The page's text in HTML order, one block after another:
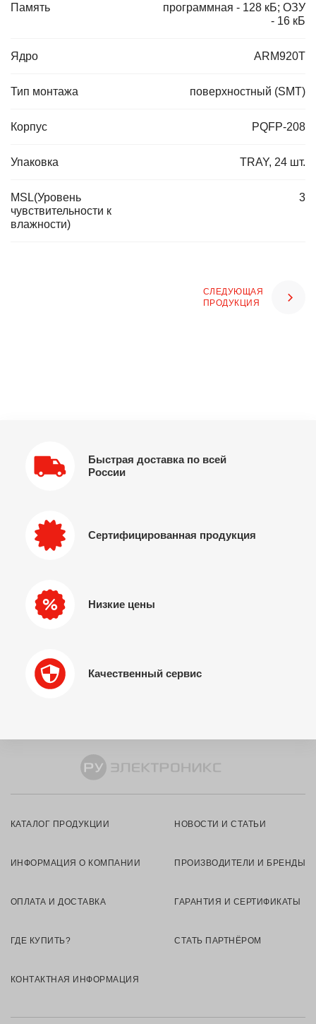
Память
программная - 128 кБ; ОЗУ
- 16 кБ
Ядро ARM920T
Тип монтажа поверхностный (SMT)
Корпус PQFP-208
Упаковка TRAY, 24 шт.
MSL(Уровень
чувствительности к
влажности)
3
СЛЕДУЮЩАЯ
ПРОДУКЦИЯ
Быстрая доставка по всей
России
Сертифицированная продукция
Низкие цены
Качественный сервис
КАТАЛОГ ПРОДУКЦИИ НОВОСТИ И СТАТЬИ
ИНФОРМАЦИЯ О КОМПАНИИ ПРОИЗВОДИТЕЛИ И БРЕНДЫ
ОПЛАТА И ДОСТАВКА ГАРАНТИЯ И СЕРТИФИКАТЫ
ГДЕ КУПИТЬ? СТАТЬ ПАРТНЁРОМ
КОНТАКТНАЯ ИНФОРМАЦИЯ